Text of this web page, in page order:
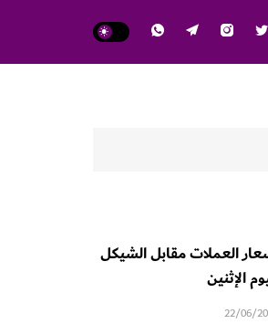
العملات مقابل الشيكل
الإثنين
22/06/